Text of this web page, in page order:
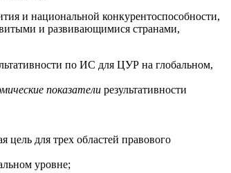
и национальной конкурентоспособности,
и развивающимися странами,
по ИС для ЦУР на глобальном,
показатели результативности
для трех областей правового
уровне;